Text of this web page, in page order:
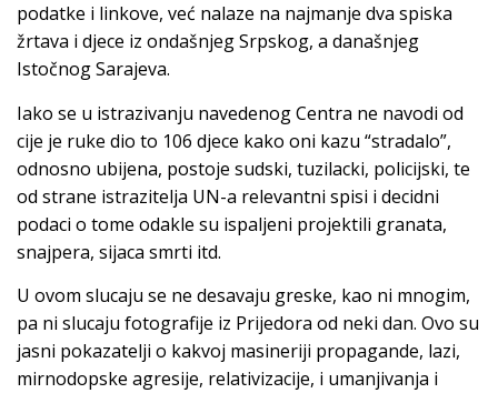
podatke i linkove, već nalaze na najmanje dva spiska
žrtava i djece iz ondašnjeg Srpskog, a današnjeg
Istočnog Sarajeva.
Iako se u istrazivanju navedenog Centra ne navodi od
cije je ruke dio to 106 djece kako oni kazu “stradalo”,
odnosno ubijena, postoje sudski, tuzilacki, policijski, te
od strane istrazitelja UN-a relevantni spisi i decidni
podaci o tome odakle su ispaljeni projektili granata,
snajpera, sijaca smrti itd.
U ovom slucaju se ne desavaju greske, kao ni mnogim,
pa ni slucaju fotografije iz Prijedora od neki dan. Ovo su
jasni pokazatelji o kakvoj masineriji propagande, lazi,
mirnodopske agresije, relativizacije, i umanjivanja i